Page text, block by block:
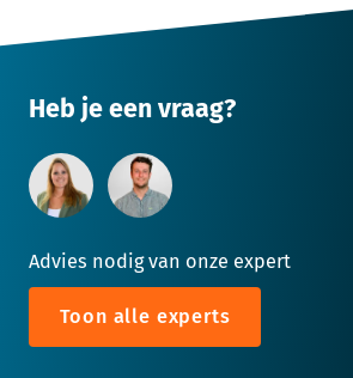
Heb je een vraag?
Advies nodig van onze expert
Toon alle experts